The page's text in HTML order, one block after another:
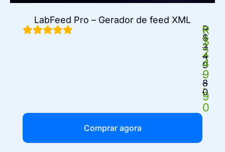
LabFeed Pro – Gerador de feed XML
R
$
3
4
9
.
8
0
R
$
2
4
9
.
9
0
Comprar agora